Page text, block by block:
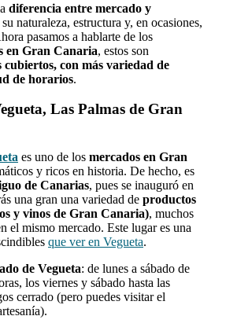
diferencia entre mercado y
naturaleza, estructura y, en ocasiones,
pasamos a hablarte de los
en Gran Canaria, estos son
cubiertos, con más variedad de
de horarios.
Las Palmas de Gran
es uno de los mercados en Gran
y ricos en historia. De hecho, es
de Canarias, pues se inauguró en
una gran una variedad de productos
y vinos de Gran Canaria), muchos
el mismo mercado. Este lugar es una
que ver en Vegueta.
de Vegueta: de lunes a sábado de
los viernes y sábado hasta las
cerrado (pero puedes visitar el